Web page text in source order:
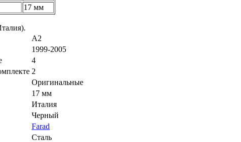
17 мм
A2
1999-2005
4
2
Оригинальные
17 мм
Италия
Черный
Farad
Сталь